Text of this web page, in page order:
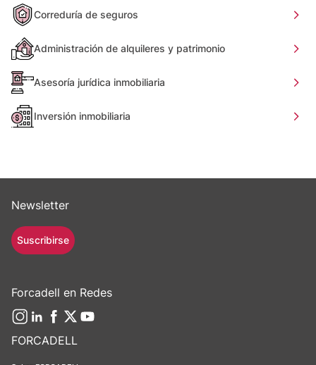
Correduría de seguros
Administración de alquileres y patrimonio
Asesoría jurídica inmobiliaria
Inversión inmobiliaria
FORCADELL
Newsletter
Suscribirse
Forcadell en Redes